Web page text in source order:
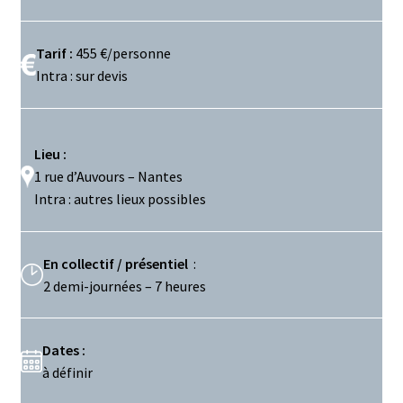
Tarif : 455 €/personne
Intra : sur devis
Lieu :
1 rue d’Auvours – Nantes
Intra : autres lieux possibles
En collectif / présentiel :
2 demi-journées – 7 heures
Dates :
à définir